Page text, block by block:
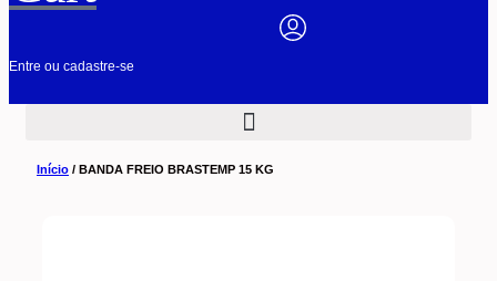
Entre ou cadastre-se
Início / BANDA FREIO BRASTEMP 15 KG